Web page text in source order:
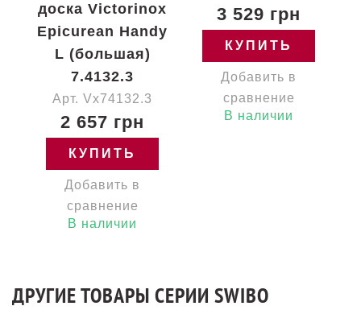
доска Victorinox
Epicurean Handy
L (большая)
7.4132.3
Арт. Vx74132.3
2 657 грн
КУПИТЬ
Добавить в
сравнение
В наличии
3 529 грн
КУПИТЬ
Добавить в
сравнение
В наличии
ДРУГИЕ ТОВАРЫ СЕРИИ SWIBO